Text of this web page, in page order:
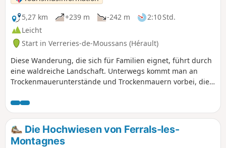
der Cesse entspringt, das in
Trockenperioden am Fuße der
Katharerfestung Minerve verschwindet,
wurde ein Picknickplatz (mit Tischen und
Grill) eingerichtet.
5,27 km
+239 m -242 m
2:10 Std.
Leicht
Start in Verreries-de-Moussans (Hérault)
Diese Wanderung, die sich für Familien eignet, führt durch
eine waldreiche Landschaft. Unterwegs kommt man an
Trockenmauerunterstände und Trockenmauern vorbei, die
Ausblick bietet sich auf den Col d’Usclats und die Monts du
Somail. Auf halber Strecke kann man am Fluss Thoré eine
Pause einlegen.
Die Hochwiesen von Ferrals-les-
Montagnes